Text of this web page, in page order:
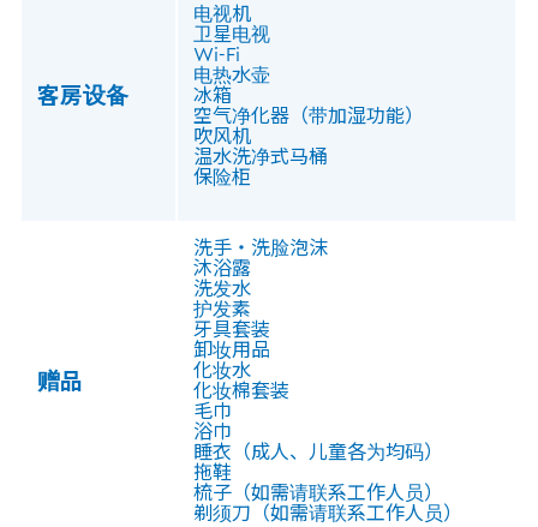
客房设备
电视机
卫星电视
Wi-Fi
电热水壶
冰箱
空气净化器（带加湿功能）
吹风机
温水洗净式马桶
保险柜
赠品
洗手・洗脸泡沫
沐浴露
洗发水
护发素
牙具套装
卸妆用品
化妆水
化妆棉套装
毛巾
浴巾
睡衣（成人、儿童各为均码）
拖鞋
梳子（如需请联系工作人员）
剃须刀（如需请联系工作人员）